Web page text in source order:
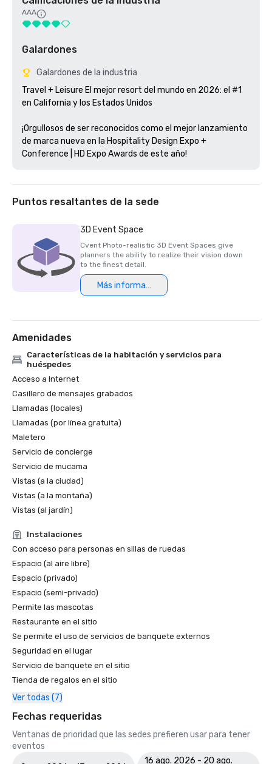
AAA
Galardones
Galardones de la industria
Travel + Leisure El mejor resort del mundo en 2026: el #1
en California y los Estados Unidos
¡Orgullosos de ser reconocidos como el mejor lanzamiento
de marca nueva en la Hospitality Design Expo +
Conference | HD Expo Awards de este año!
Puntos resaltantes de la sede
3D Event Space
Cvent Photo-realistic 3D Event Spaces give
planners the ability to realize their vision down
to the finest detail.
Más información
Amenidades
Características de la habitación y servicios para
huéspedes
Acceso a Internet
Casillero de mensajes grabados
Llamadas (locales)
Llamadas (por línea gratuita)
Maletero
Servicio de concierge
Servicio de mucama
Vistas (a la ciudad)
Vistas (a la montaña)
Vistas (al jardín)
Instalaciones
Con acceso para personas en sillas de ruedas
Espacio (al aire libre)
Espacio (privado)
Espacio (semi-privado)
Permite las mascotas
Restaurante en el sitio
Se permite el uso de servicios de banquete externos
Seguridad en el lugar
Servicio de banquete en el sitio
Tienda de regalos en el sitio
Ver todas (7)
Fechas requeridas
Ventanas de prioridad que las sedes prefieren usar para tener
eventos
16 ago. 2026 - 20 ago.